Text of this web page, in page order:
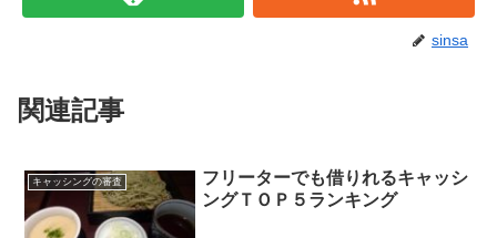
sinsa
関連記事
キャッシングの審査
フリーターでも借りれるキャッシ
ングＴＯＰ５ランキング